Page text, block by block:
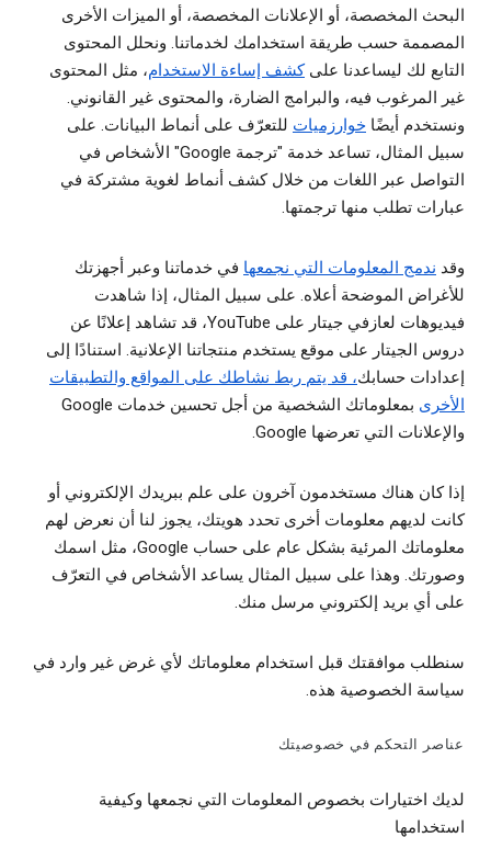
البحث المخصصة، أو الإعلانات المخصصة، أو الميزات الأخرى
المصممة حسب طريقة استخدامك لخدماتنا. ونحلل المحتوى
التابع لك ليساعدنا علىكشف إساءة الاستخدام، مثل المحتوى
غير المرغوب فيه، والبرامج الضارة، والمحتوى غير القانوني.
ونستخدم أيضًا خوارزميات للتعرّف على أنماط البيانات. على
سبيل المثال، تساعد خدمة "ترجمة Google" الأشخاص في
التواصل عبر اللغات من خلال كشف أنماط لغوية مشتركة في
عبارات تطلب منها ترجمتها.
وقد ندمج المعلومات التي نجمعها في خدماتنا وعبر أجهزتك
للأغراض الموضحة أعلاه. على سبيل المثال، إذا شاهدت
فيديوهات لعازفي جيتار على YouTube، قد تشاهد إعلانًا عن
دروس الجيتار على موقع يستخدم منتجاتنا الإعلانية. استنادًا إلى
إعدادات حسابك، قد يتم ربط نشاطك على المواقع والتطبيقات
الأخرى
بمعلوماتك الشخصية من أجل تحسين خدمات Google
والإعلانات التي تعرضها Google.
إذا كان هناك مستخدمون آخرون على علم ببريدك الإلكتروني أو
كانت لديهم معلومات أخرى تحدد هويتك، يجوز لنا أن نعرض لهم
معلوماتك المرئية بشكل عام على حساب Google، مثل اسمك
وصورتك. وهذا على سبيل المثال يساعد الأشخاص في التعرّف
على أي بريد إلكتروني مرسل منك.
سنطلب موافقتك قبل استخدام معلوماتك لأي غرض غير وارد في
سياسة الخصوصية هذه.
عناصر التحكم في خصوصيتك
لديك اختيارات بخصوص المعلومات التي نجمعها وكيفية
استخدامها